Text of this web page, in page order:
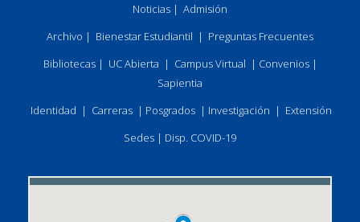
Noticias | Admisión
Archivo | Bienestar Estudiantil | Preguntas Frecuentes
Bibliotecas| UC Abierta | Campus Virtual | Convenios|
Sapientia
Identidad | Carreras | Posgrados | Investigación | Extensión
Sedes | Disp. COVID-19